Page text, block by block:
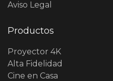
Aviso Legal
Productos
Proyector 4K
Alta Fidelidad
Cine en Casa